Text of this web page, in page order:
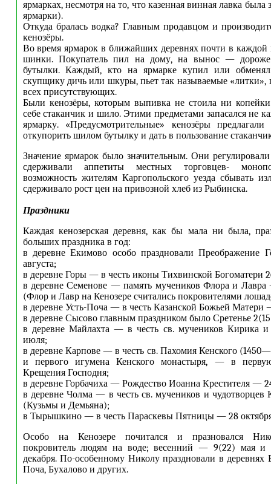
ярмарках, несмотря на то, что казенная винная лавка была
ярмарки).
Откуда бралась водка? Главным продавцом и
кенозёры.
Во время ярмарок в ближайших деревнях почти в каждой
шинки. Покупатель пил на дому, на вынос —
бутылки. Каждый, кто на ярмарке купил или
скупщику дичь или шкуры, пьет так называемые «литки»,
всех присутствующих.
Были кенозёры, которым выпивка не стоила ни
себе стаканчик и шило. Этими предметами запасался не
ярмарку. «Предусмотрительные» кенозёры
откупорить шилом бутылку и дать в пользование
Значение ярмарок было значительным. Они
сдерживали аппетиты местных торговцев-
возможность жителям Каргопольского уезда сбывать
сдерживало рост цен на привозной хлеб из Рыбинска.
Праздники
Каждая кенозерская деревня, как бы мала ни была,
больших праздника в год:
в деревне Екимово особо праздновали Преображение
августа;
в деревне Горы — в честь иконы Тихвинской Богоматери
в деревне Семенове — память мучеников Флора и Лавра
(Флор и Лавр на Кенозере считались покровителями
в деревне Усть-Поча — в честь Казанской Божьей
в деревне Сысово главным праздником было Сретенье
в деревне Майлахта — в честь св. мучеников Кирика
июля;
в деревне Карпове — в честь св. Пахомия Кенского
и первого игумена Кенского монастыря, — в
Крещения Господня;
в деревне Горбачиха — Рождество Иоанна Крестителя —
в деревне Чолма — в честь св. мучеников и
(Кузьмы и Демьяна);
в Тырышкино — в честь Параскевы Пятницы — 28
Особо на Кенозере почитался и празновался
покровитель людям на воде; весенний — 9(22) мая
декабря. По-особенному Николу праздновали в деревнях
Поча, Бухалово и других.